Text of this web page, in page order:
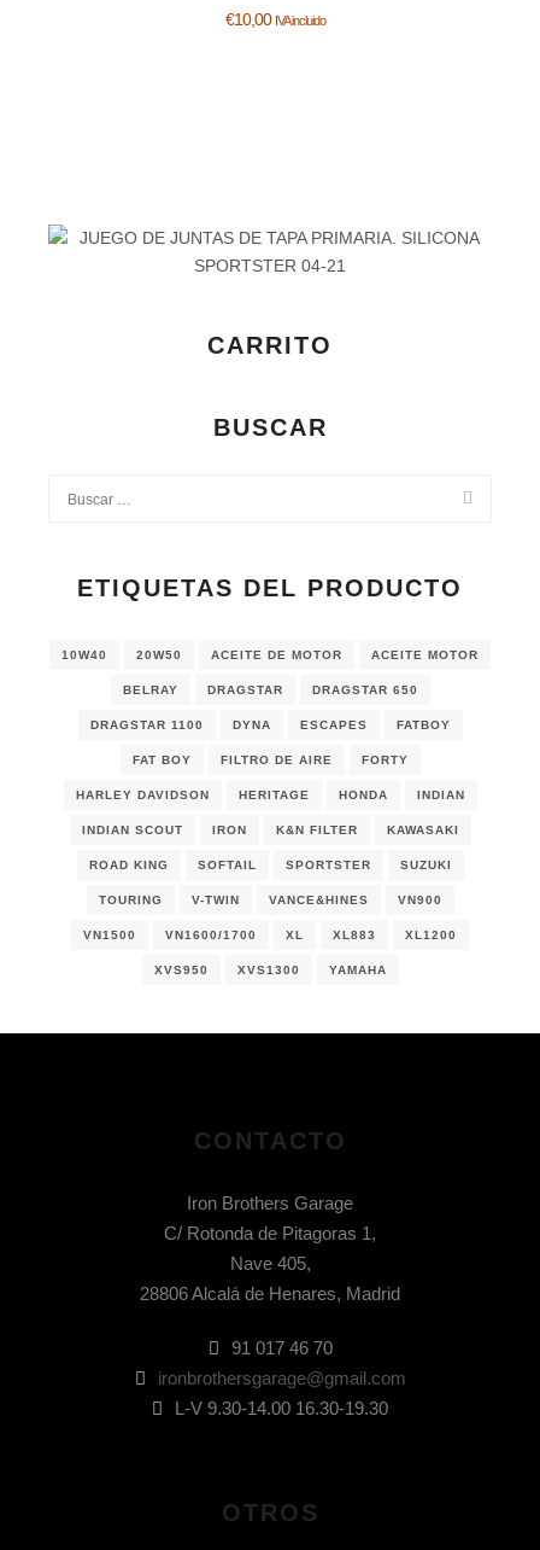
€10,00 IVA incluido
CARRITO
BUSCAR
ETIQUETAS DEL PRODUCTO
10W40 20W50 ACEITE DE MOTOR ACEITE MOTOR
BELRAY DRAGSTAR DRAGSTAR 650
DRAGSTAR 1100 DYNA ESCAPES FATBOY
FAT BOY FILTRO DE AIRE FORTY
HARLEY DAVIDSON HERITAGE HONDA INDIAN
INDIAN SCOUT IRON K&N FILTER KAWASAKI
ROAD KING SOFTAIL SPORTSTER SUZUKI
TOURING V-TWIN VANCE&HINES VN900
VN1500 VN1600/1700 XL XL883 XL1200
XVS950 XVS1300 YAMAHA
CONTACTO
Iron Brothers Garage
C/ Rotonda de Pitagoras 1,
Nave 405,
28806 Alcalá de Henares, Madrid
91 017 46 70
ironbrothersgarage@gmail.com
L-V 9.30-14.00 16.30-19.30
OTROS